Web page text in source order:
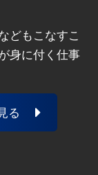
どもこなすこ
身に付く仕事
る